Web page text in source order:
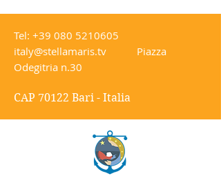
Tel: +39 080 5210605
italy@stellamaris.tv Piazza
Odegitria n.30
CAP 70122 Bari - Italia